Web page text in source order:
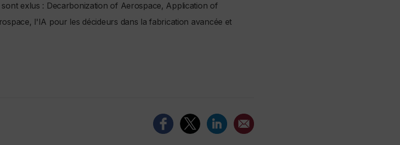
exlus : Decarbonization of Aerospace, Application of
l'IA pour les décideurs dans la fabrication avancée et